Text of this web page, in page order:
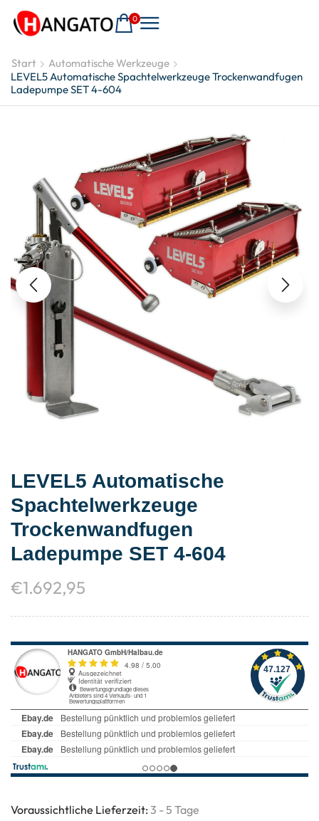
0
Start
Automatische Werkzeuge
LEVEL5 Automatische Spachtelwerkzeuge Trockenwandfugen
Ladepumpe SET 4-604
LEVEL5 Automatische
Spachtelwerkzeuge
Trockenwandfugen
Ladepumpe SET 4-604
€1.692,95
Voraussichtliche Lieferzeit: 3 - 5 Tage